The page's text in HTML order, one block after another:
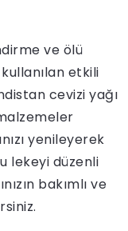
ve ölü
etkili
cevizi yağı
yenileyerek
lekeyi düzenli
bakımlı ve